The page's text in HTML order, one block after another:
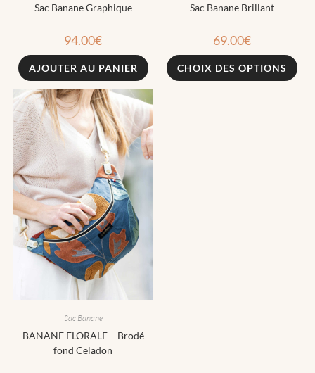
Sac Banane Graphique
94.00€
AJOUTER AU PANIER
Sac Banane Brillant
69.00€
CHOIX DES OPTIONS
Sac Banane
BANANE FLORALE – Brodé
fond Celadon